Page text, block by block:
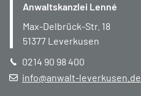
Anwaltskanzlei Lenné
Max-Delbrück-Str. 18
51377 Leverkusen
0214 90 98 400
info@anwalt-leverkusen.de